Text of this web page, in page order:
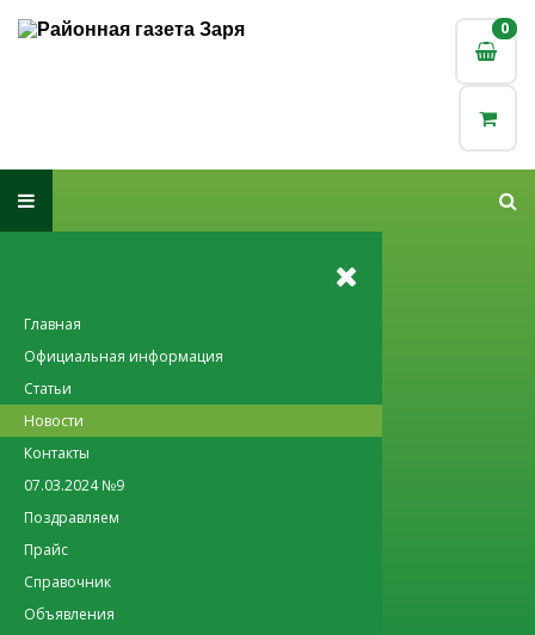
0
0
Главная
Официальная информация
Статьи
Новости
Контакты
07.03.2024 №9
Поздравляем
Прайс
Справочник
Объявления